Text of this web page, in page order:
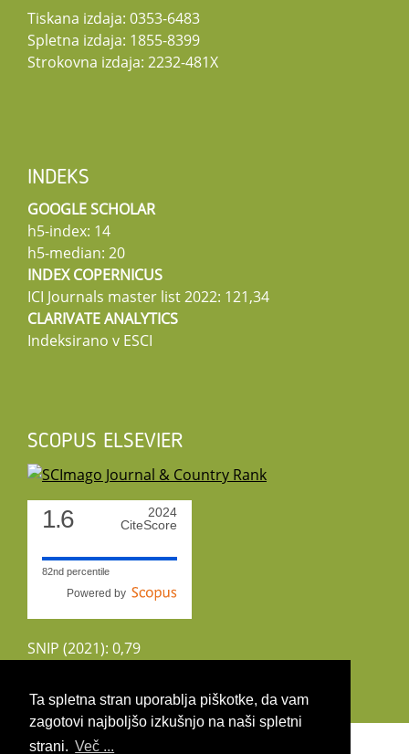
Ta spletna stran uporablja piškotke, da vam
zagotovi najboljšo izkušnjo na naši spletni
strani. Več ...
Tiskana izdaja: 0353-6483
Spletna izdaja: 1855-8399
Strokovna izdaja: 2232-481X
INDEKS
GOOGLE SCHOLAR
h5-index: 14
h5-median: 20
INDEX COPERNICUS
ICI Journals master list 2022: 121,34
CLARIVATE ANALYTICS
Indeksirano v ESCI
SCOPUS ELSEVIER
1.6
2024
CiteScore
82nd percentile
Powered by
SNIP (2021): 0,79